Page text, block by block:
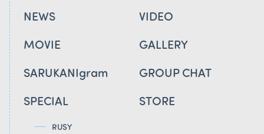
NEWS
VIDEO
MOVIE
GALLERY
SARUKANIgram
GROUP CHAT
SPECIAL
RUSY
STORE